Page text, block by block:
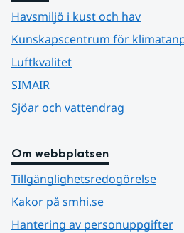
Havsmiljö i kust och hav
Kunskapscentrum för
Luftkvalitet
SIMAIR
Sjöar och vattendrag
Om webbplatsen
Tillgänglighetsredogörelse
Kakor på smhi.se
Hantering av personuppgifter